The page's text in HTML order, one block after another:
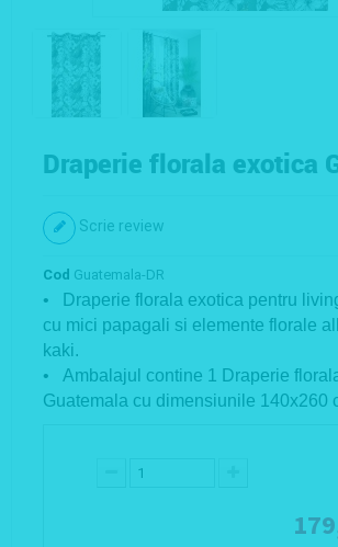
Draperie florala exotica
Scrie review
Cod Guatemala-DR
• Draperie florala exotica pentru
cu mici papagali si elemente florale
kaki.
• Ambalajul contine 1 Draperie
Guatemala cu dimensiunile 140x260